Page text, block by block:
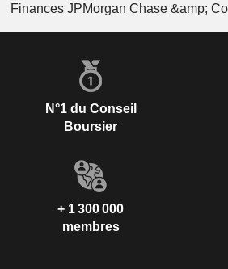
Finances JPMorgan Chase &amp;
N°1 du Conseil
Boursier
+ 1 300 000
membres